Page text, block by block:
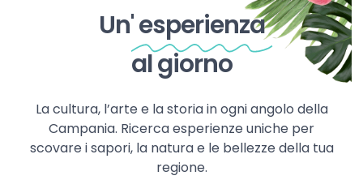
Un'esperienza
al giorno
La cultura, l’arte e la storia in ogni angolo della
Campania. Ricerca esperienze uniche per
scovare i sapori, la natura e le bellezze della tua
regione.